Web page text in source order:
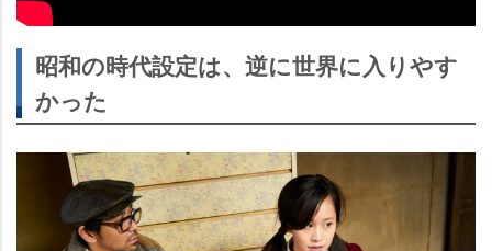
昭和の時代設定は、逆に世界に入りやす
かった